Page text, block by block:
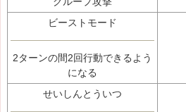
ビーストモード
2ターンの間2回行動できるよう
になる
せいしんとういつ